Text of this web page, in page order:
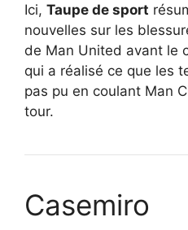
Ici, Taupe de sport
nouvelles sur les
de Man United avant le
qui a réalisé ce que les
pas pu en coulant Man
tour.
Casemiro